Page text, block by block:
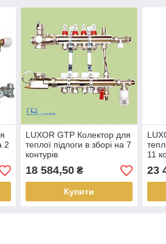
2
LUXOR GTP Колектор для
теплої підлоги в зборі на 7
контурів
18 584,50₴
Купити
11
23